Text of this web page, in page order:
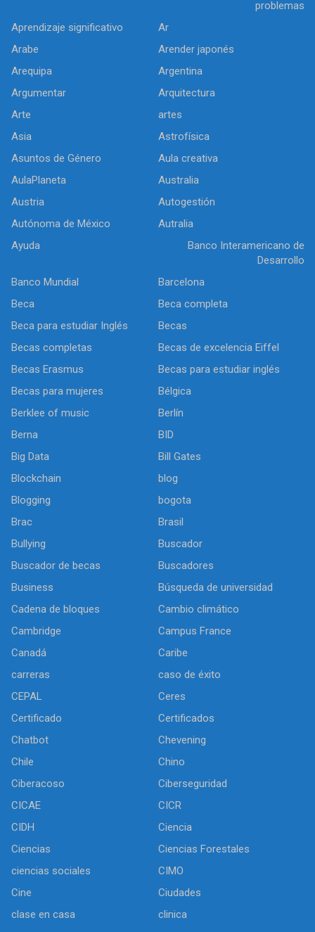
problemas
Aprendizaje significativo
Ar
Arabe
Arender japonés
Arequipa
Argentina
Argumentar
Arquitectura
Arte
artes
Asia
Astrofísica
Asuntos de Género
Aula creativa
AulaPlaneta
Australia
Austria
Autogestión
Autónoma de México
Autralia
Ayuda
Banco Interamericano de
Desarrollo
Banco Mundial
Barcelona
Beca
Beca completa
Beca para estudiar Inglés
Becas
Becas completas
Becas de excelencia Eiffel
Becas Erasmus
Becas para estudiar inglés
Becas para mujeres
Bélgica
Berklee of music
Berlín
Berna
BID
Big Data
Bill Gates
Blockchain
blog
Blogging
bogota
Brac
Brasil
Bullying
Buscador
Buscador de becas
Buscadores
Business
Búsqueda de universidad
Cadena de bloques
Cambio climático
Cambridge
Campus France
Canadá
Caribe
carreras
caso de éxito
CEPAL
Ceres
Certificado
Certificados
Chatbot
Chevening
Chile
Chino
Ciberacoso
Ciberseguridad
CICAE
CICR
CIDH
Ciencia
Ciencias
Ciencias Forestales
ciencias sociales
CIMO
Cine
Ciudades
clase en casa
clinica